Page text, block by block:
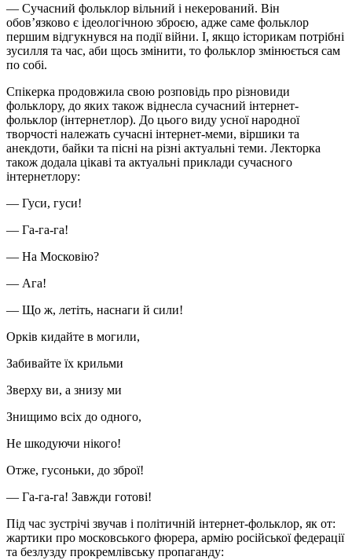
— Сучасний фольклор вільний і некерований. Він
обов’язково є ідеологічною зброєю, адже саме фольклор
першим відгукнувся на події війни. І, якщо історикам потрібні
зусилля та час, аби щось змінити, то фольклор змінюється сам
по собі.
Спікерка продовжила свою розповідь про різновиди
фольклору, до яких також віднесла сучасний інтернет-
фольклор (інтернетлор). До цього виду усної народної
творчості належать сучасні інтернет-меми, віршики та
анекдоти, байки та пісні на різні актуальні теми. Лекторка
також додала цікаві та актуальні приклади сучасного
інтернетлору:
— Гуси, гуси!
— Га-га-га!
— На Московію?
— Ага!
— Що ж, летіть, наснаги й сили!
Орків кидайте в могили,
Забивайте їх крильми
Зверху ви, а знизу ми
Знищимо всіх до одного,
Не шкодуючи нікого!
Отже, гусоньки, до зброї!
— Га-га-га! Завжди готові!
Під час зустрічі звучав і політичній інтернет-фольклор, як от:
жартики про московського фюрера, армію російської федерації
та безлузду прокремлівську пропаганду: